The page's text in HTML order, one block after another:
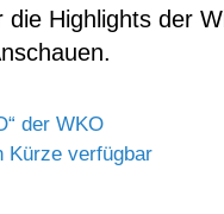
Highlights der
der WKO
Kürze verfügbar